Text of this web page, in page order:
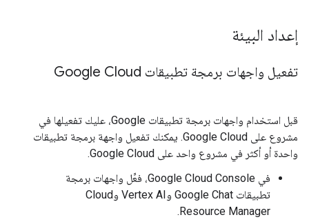
إعداد البيئة
تفعيل واجهات برمجة تطبيقات Google Cloud
قبل استخدام واجهات برمجة تطبيقات Google، عليك تفعيلها في
مشروع على Google Cloud. يمكنك تفعيل واجهة برمجة تطبيقات
واحدة أو أكثر في مشروع واحد على Google Cloud.
في Google Cloud Console، فعِّل واجهات برمجة
تطبيقات Google Chat وVertex AI وCloud
Resource Manager.